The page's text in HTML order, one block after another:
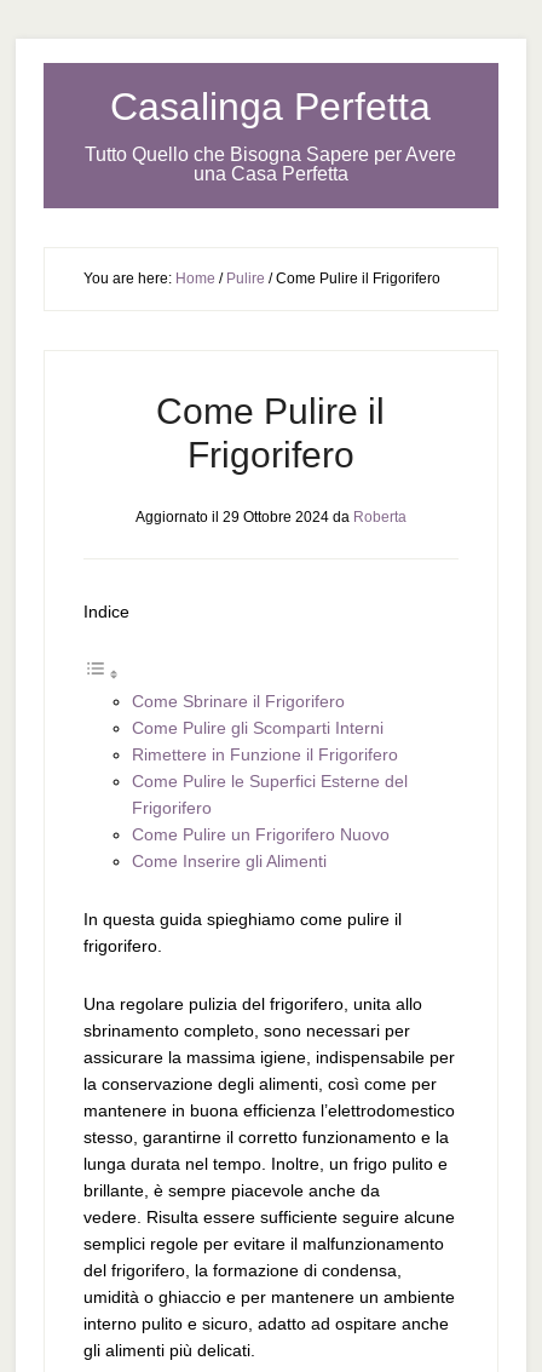
Casalinga Perfetta
Tutto Quello che Bisogna Sapere per Avere
una Casa Perfetta
You are here: Home / Pulire /Come Pulire il Frigorifero
Come Pulire il
Frigorifero
Aggiornato il 29 Ottobre 2024da Roberta
Indice
Come Sbrinare il Frigorifero
Come Pulire gli Scomparti Interni
Rimettere in Funzione il Frigorifero
Come Pulire le Superfici Esterne del
Frigorifero
Come Pulire un Frigorifero Nuovo
Come Inserire gli Alimenti
In questa guida spieghiamo come pulire il
frigorifero.
Una regolare pulizia del frigorifero, unita allo
sbrinamento completo, sono necessari per
assicurare la massima igiene, indispensabile per
la conservazione degli alimenti, così come per
mantenere in buona efficienza l’elettrodomestico
stesso, garantirne il corretto funzionamento e la
lunga durata nel tempo. Inoltre, un frigo pulito e
brillante, è sempre piacevole anche da
vedere. Risulta essere sufficiente seguire alcune
semplici regole per evitare il malfunzionamento
del frigorifero, la formazione di condensa,
umidità o ghiaccio e per mantenere un ambiente
interno pulito e sicuro, adatto ad ospitare anche
gli alimenti più delicati.